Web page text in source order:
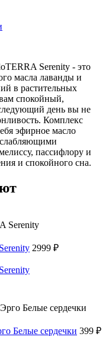
Serenity - это
масла лаванды и
в растительных
спокойный,
день вы не
Комплекс
эфирное масло
пассифлору и
и спокойного сна.
2999 ₽
Белые сердечки 399 ₽